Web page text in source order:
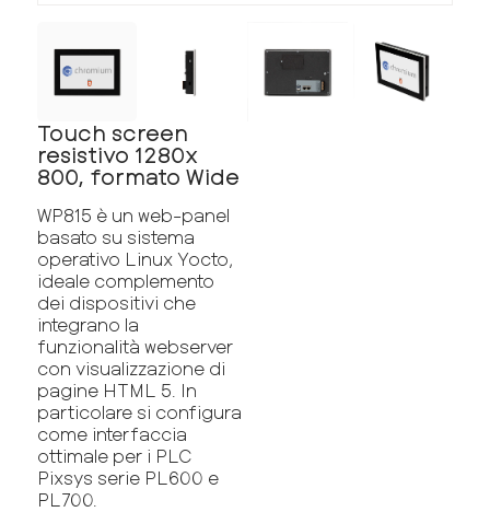
Touch screen
resistivo 1280x
800, formato Wide
WP815 è un web-panel
basato su sistema
operativo Linux Yocto,
ideale complemento
dei dispositivi che
integrano la
funzionalità webserver
con visualizzazione di
pagine HTML 5. In
particolare si configura
come interfaccia
ottimale per i PLC
Pixsys serie PL600 e
PL700.